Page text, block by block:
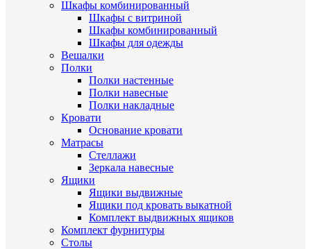
Шкафы комбинированный
Шкафы с витриной
Шкафы комбинированный
Шкафы для одежды
Вешалки
Полки
Полки настенные
Полки навесные
Полки накладные
Кровати
Основание кровати
Матрасы
Стеллажи
Зеркала навесные
Ящики
Ящики выдвижные
Ящики под кровать выкатной
Комплект выдвижных ящиков
Комплект фурнитуры
Столы